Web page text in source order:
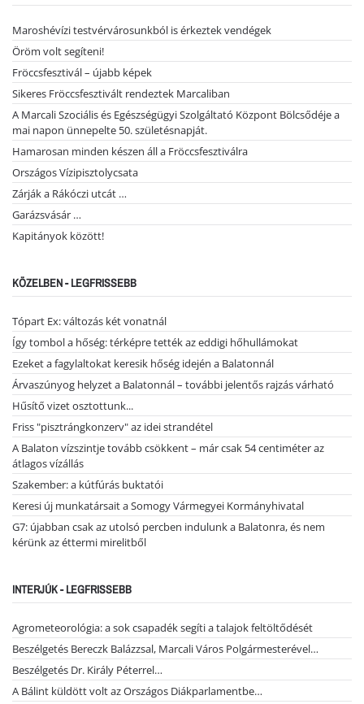
Maroshévízi testvérvárosunkból is érkeztek vendégek
Öröm volt segíteni!
Fröccsfesztivál – újabb képek
Sikeres Fröccsfesztivált rendeztek Marcaliban
A Marcali Szociális és Egészségügyi Szolgáltató Központ Bölcsődéje a
mai napon ünnepelte 50. születésnapját.
Hamarosan minden készen áll a Fröccsfesztiválra
Országos Vízipisztolycsata
Zárják a Rákóczi utcát …
Garázsvásár …
Kapitányok között!
KÖZELBEN - LEGFRISSEBB
Tópart Ex: változás két vonatnál
Így tombol a hőség: térképre tették az eddigi hőhullámokat
Ezeket a fagylaltokat keresik hőség idején a Balatonnál
Árvaszúnyog helyzet a Balatonnál – további jelentős rajzás várható
Hűsítő vizet osztottunk...
Friss "pisztrángkonzerv" az idei strandétel
A Balaton vízszintje tovább csökkent – már csak 54 centiméter az
átlagos vízállás
Szakember: a kútfúrás buktatói
Keresi új munkatársait a Somogy Vármegyei Kormányhivatal
G7: újabban csak az utolsó percben indulunk a Balatonra, és nem
kérünk az éttermi mirelitből
INTERJÚK - LEGFRISSEBB
Agrometeorológia: a sok csapadék segíti a talajok feltöltődését
Beszélgetés Bereczk Balázzsal, Marcali Város Polgármesterével…
Beszélgetés Dr. Király Péterrel…
A Bálint küldött volt az Országos Diákparlamentbe…